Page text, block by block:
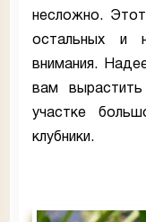
несложно.
остальных и
внимания.
вам
участке
клубники.